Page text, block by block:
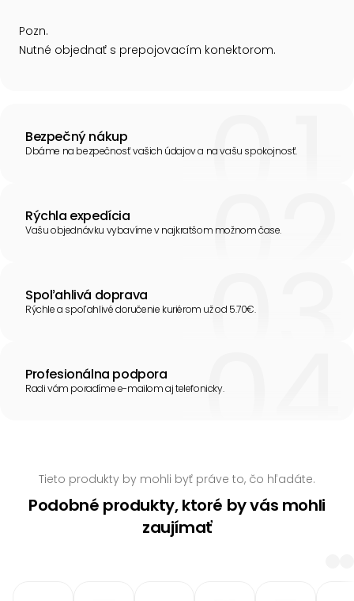
Pozn.
Nutné objednať s prepojovacím konektorom.
Bezpečný nákup
Dbáme na bezpečnosť vašich údajov a na vašu spokojnosť.
Rýchla expedícia
Vašu objednávku vybavíme v najkratšom možnom čase.
Spoľahlivá doprava
Rýchle a spoľahlivé doručenie kuriérom už od 5.70€.
Profesionálna podpora
Radi vám poradíme e-mailom aj telefonicky.
Tieto produkty by mohli byť práve to, čo hľadáte.
Podobné produkty, ktoré by vás mohli
zaujímať